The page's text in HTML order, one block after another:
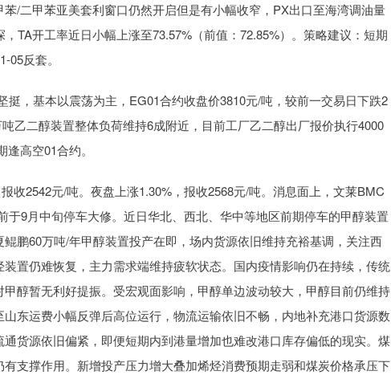
/二甲苯亚美套利窗口仍然开启但是有小幅收窄，PX出口至海湾调油量
TA开工率近日小幅上涨至73.57%（前值：72.85%）。策略建议：短期
反套。
，基本以震荡为主，EG01合约收盘价3810元/吨，较前一交易日下跌2
乙二醇装置整体负荷维持6成附近，目前工厂乙二醇出厂报价执行4000
高空01合约。
收2542元/吨。夜盘上涨1.30%，报收2568元/吨。消息面上，文莱BMC
于9月中旬停车大修。近日华北、西北、华中等地区前期停车的甲醇装置
鹏60万吨/年甲醇装置投产在即，场内货源依旧维持充裕基调，关注西
置仍难恢复，主力需求端维持疲软状态。国内疫情影响仍在持续，传统
醇暂无利好提振。受宏观面影响，甲醇单边波动较大，甲醇目前仍维持
东运费小幅反弹后高位运行，物流运输依旧不畅，内地补充港口货源数
货源依旧偏紧，即便短期内到港量增加也难改港口库存偏低的现实。煤
支撑作用。新增投产压力增大叠加烯烃消费预期走弱和煤炭价格承压下